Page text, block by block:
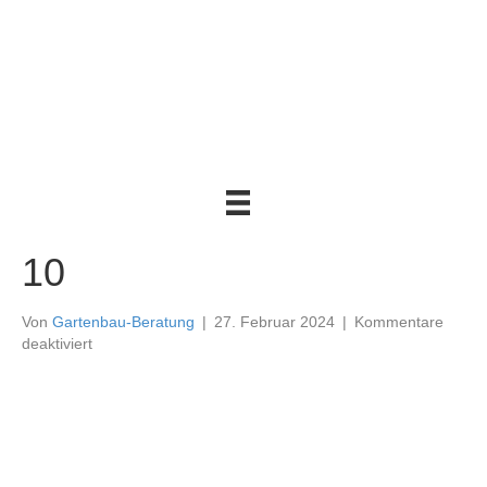
10
Von Gartenbau-Beratung | 27. Februar 2024 | Kommentare
deaktiviertfür